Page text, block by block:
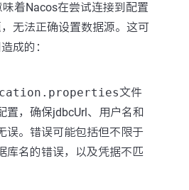
着Nacos在尝试连接到配置
无法正确设置数据源。这可
成的：
文件
置，确保jdbcUrl、用户名和
误。错误可能包括但不限于
库名的错误，以及凭据不匹